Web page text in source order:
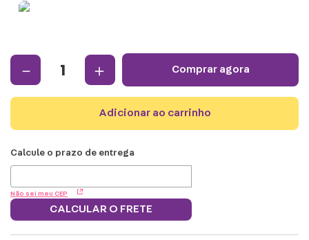
＋
－ comprar agora
adicionar ao carrinho
Não sei meu CEP
CALCULAR O FRETE